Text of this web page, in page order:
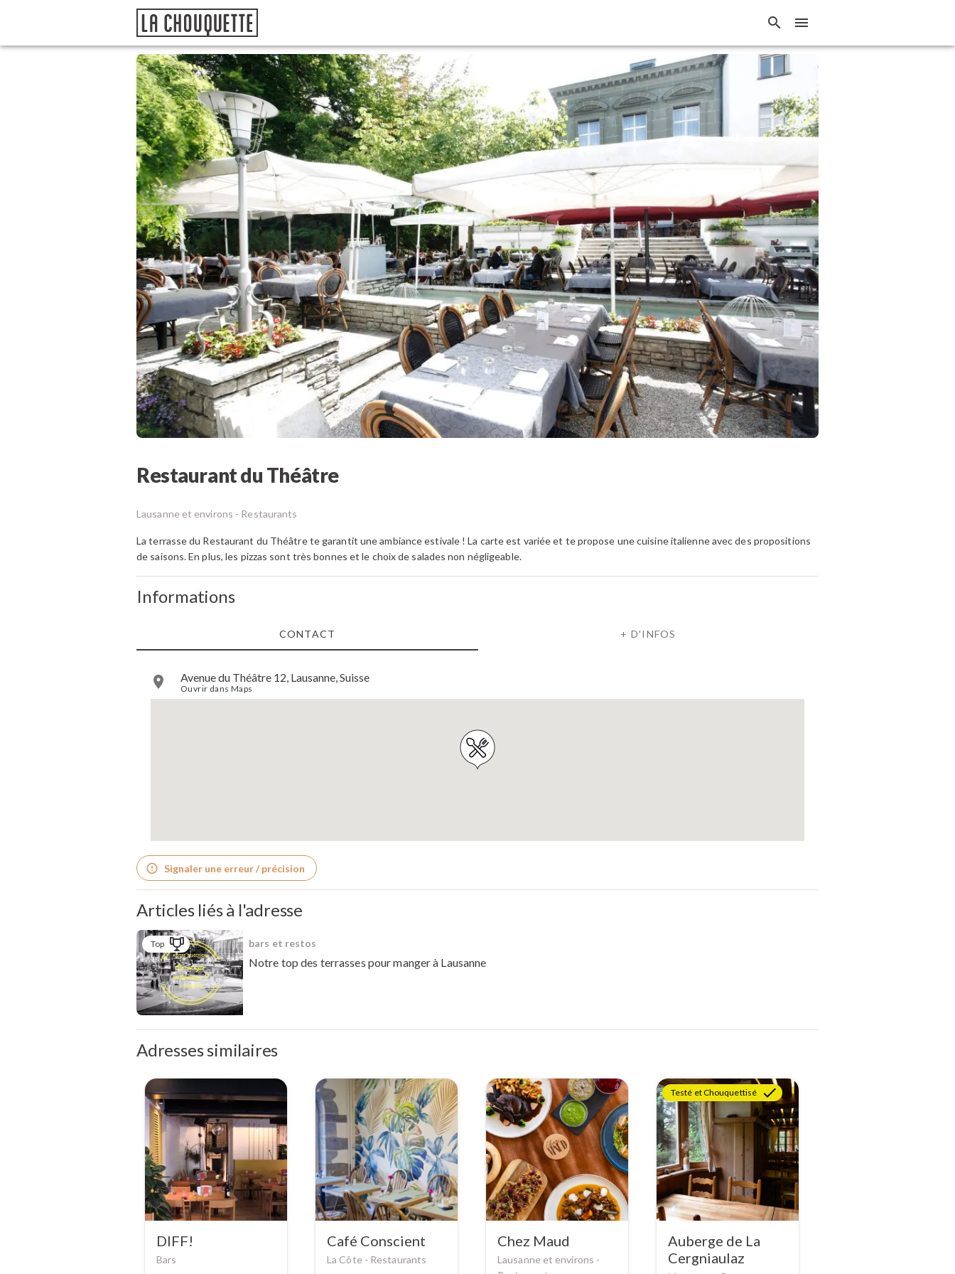
Restaurant du Théâtre
Lausanne et environs - Restaurants
La terrasse du Restaurant du Théâtre te garantit une ambiance estivale ! La carte est variée et te propose une cuisine italienne avec des propositions
de saisons. En plus, les pizzas sont très bonnes et le choix de salades non négligeable.
Informations
CONTACT + D'INFOS
Avenue du Théâtre 12, Lausanne, Suisse
Ouvrir dans Maps
Signaler une erreur / précision
Articles liés à l'adresse
Top bars et restos
Notre top des terrasses pour manger à Lausanne
Adresses similaires
DIFF!
Bars
Café Conscient
La Côte - Restaurants
Chez Maud
Lausanne et environs -
Testé et Chouquettisé
Auberge de La
Cergniaulaz